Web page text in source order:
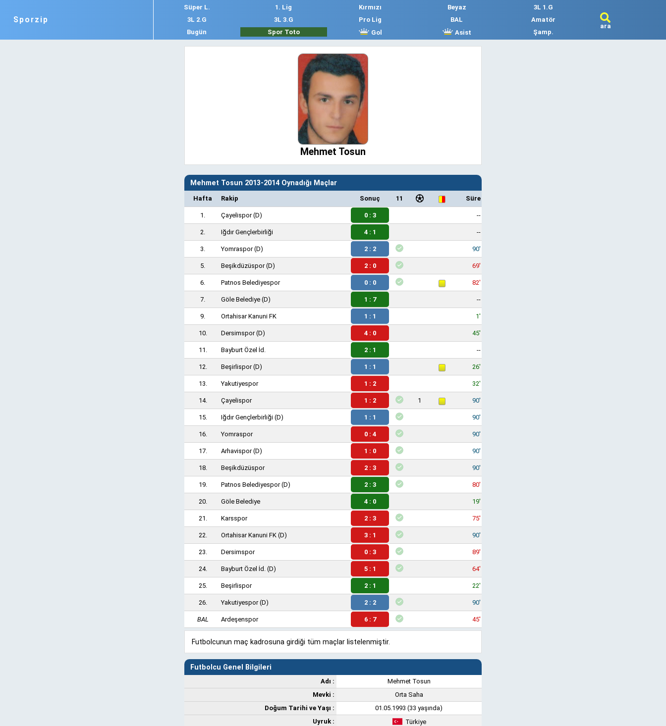
Sporzip
Süper L. 1. Lig Kırmızı Beyaz
3L 1.G
3L 2.G
3L 3.G Pro Lig BAL
Amatör
Bugün
Spor Toto Gol Asist Şamp.
ara
Mehmet Tosun
Mehmet Tosun 2013-2014 Oynadığı Maçlar
Hafta Rakip Sonuç 11 Süre
1. Çayelispor(D) 0 : 3 --
2. Iğdır Gençlerbirliği 4 : 1 --
3. Yomraspor(D) 2 : 2 90'
5. Beşikdüzüspor(D) 2 : 0 69'
6. Patnos Belediyespor 0 : 0 82'
7. Göle Belediye (D) 1 : 7 --
9. Ortahisar Kanuni FK 1 : 1 1'
10. Dersimspor(D) 4 : 0 45'
11. Bayburt Özel İd. 2 : 1 --
12. Beşirlispor(D) 1 : 1 26'
13. Yakutiyespor 1 : 2 32'
14. Çayelispor 1 : 2 1 90'
15. Iğdır Gençlerbirliği (D) 1 : 1 90'
16. Yomraspor 0 : 4 90'
17. Arhavispor(D) 1 : 0 90'
18. Beşikdüzüspor 2 : 3 90'
19. Patnos Belediyespor(D) 2 : 3 80'
20. Göle Belediye 4 : 0 19'
21. Karsspor 2 : 3 75'
22. Ortahisar Kanuni FK (D) 3 : 1 90'
23. Dersimspor 0 : 3 89'
24. Bayburt Özel İd. (D) 5 : 1 64'
25. Beşirlispor 2 : 1 22'
26. Yakutiyespor(D) 2 : 2 90'
BAL Ardeşenspor 6 : 7 45'
Futbolcunun maç kadrosuna girdiği tüm maçlar listelenmiştir.
Futbolcu Genel Bilgileri
Adı :
Mehmet Tosun
Mevki :
Orta Saha
Doğum Tarihi ve Yaşı :
01.05.1993 (33 yaşında)
Uyruk :
Türkiye